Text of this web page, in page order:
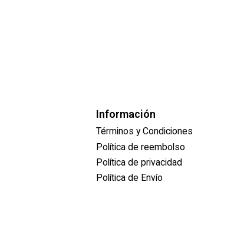
Información
Términos y Condiciones
Política de reembolso
Política de privacidad
Política de Envío